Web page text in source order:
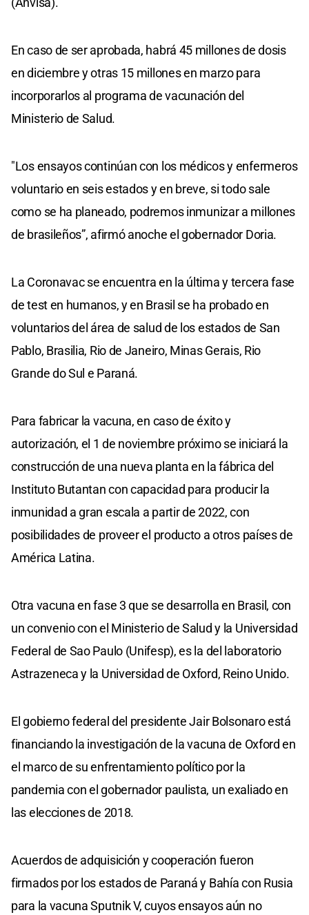
En caso de ser aprobada, habrá 45 millones de dosis
en diciembre y otras 15 millones en marzo para
incorporarlos al programa de vacunación del
Ministerio de Salud.
"Los ensayos continúan con los médicos y enfermeros
voluntario en seis estados y en breve, si todo sale
como se ha planeado, podremos inmunizar a millones
de brasileños”, afirmó anoche el gobernador Doria.
La Coronavac se encuentra en la última y tercera fase
de test en humanos, y en Brasil se ha probado en
voluntarios del área de salud de los estados de San
Pablo, Brasilia, Rio de Janeiro, Minas Gerais, Rio
Grande do Sul e Paraná.
Para fabricar la vacuna, en caso de éxito y
autorización, el 1 de noviembre próximo se iniciará la
construcción de una nueva planta en la fábrica del
Instituto Butantan con capacidad para producir la
inmunidad a gran escala a partir de 2022, con
posibilidades de proveer el producto a otros países de
América Latina.
Otra vacuna en fase 3 que se desarrolla en Brasil, con
un convenio con el Ministerio de Salud y la Universidad
Federal de Sao Paulo (Unifesp), es la del laboratorio
Astrazeneca y la Universidad de Oxford, Reino Unido.
El gobierno federal del presidente Jair Bolsonaro está
financiando la investigación de la vacuna de Oxford en
el marco de su enfrentamiento político por la
pandemia con el gobernador paulista, un exaliado en
las elecciones de 2018.
Acuerdos de adquisición y cooperación fueron
firmados por los estados de Paraná y Bahía con Rusia
para la vacuna Sputnik V, cuyos ensayos aún no